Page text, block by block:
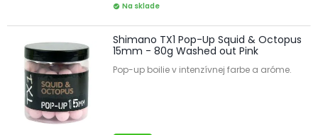
check_circle Na sklade
Shimano TX1 Pop-Up Squid & Octopus
15mm - 80g Washed out Pink
Pop-up boilie v intenzívnej farbe a aróme.